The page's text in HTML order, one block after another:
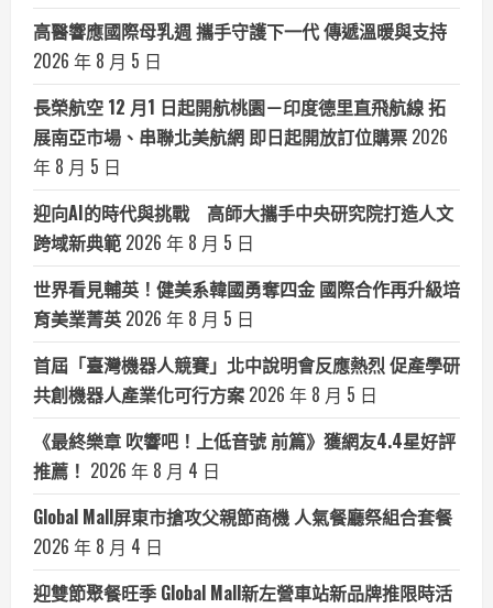
高醫響應國際母乳週 攜手守護下一代 傳遞溫暖與支持
2026 年 8 月 5 日
長榮航空 12 月1 日起開航桃園－印度德里直飛航線 拓
展南亞市場、串聯北美航網 即日起開放訂位購票 2026
年 8 月 5 日
迎向AI的時代與挑戰 高師大攜手中央研究院打造人文
跨域新典範 2026 年 8 月 5 日
世界看見輔英！健美系韓國勇奪四金 國際合作再升級培
育美業菁英 2026 年 8 月 5 日
首屆「臺灣機器人競賽」北中說明會反應熱烈 促產學研
共創機器人產業化可行方案 2026 年 8 月 5 日
《最終樂章 吹響吧！上低音號 前篇》獲網友4.4星好評
推薦！ 2026 年 8 月 4 日
Global Mall屏東市搶攻父親節商機 人氣餐廳祭組合套餐
2026 年 8 月 4 日
迎雙節聚餐旺季 Global Mall新左營車站新品牌推限時活